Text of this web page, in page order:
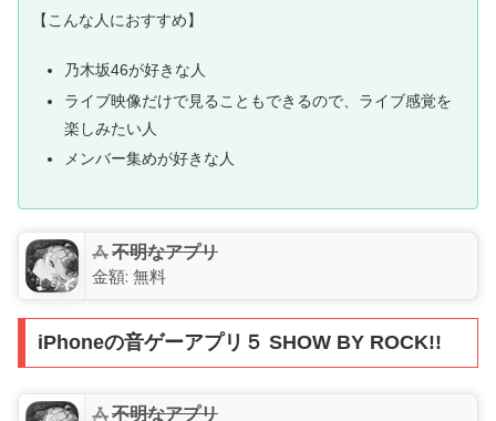
【こんな人におすすめ】
乃木坂46が好きな人
ライブ映像だけで見ることもできるので、ライブ感覚を
楽しみたい人
メンバー集めが好きな人
不明なアプリ
金額: 無料
iPhoneの音ゲーアプリ５ SHOW BY ROCK!!
不明なアプリ